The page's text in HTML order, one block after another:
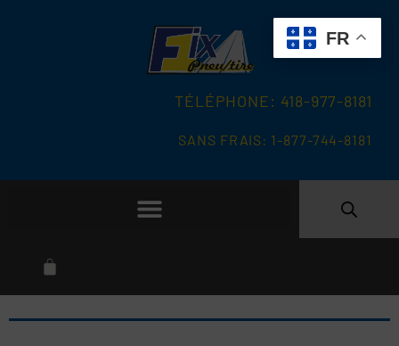
TÉLÉPHONE: 418-977-8181
SANS FRAIS: 1-877-744-8181
FR